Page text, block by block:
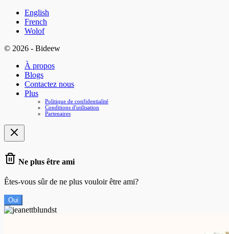
English
French
Wolof
© 2026 - Bideew
À propos
Blogs
Contactez nous
Plus
Politique de confidentialité
Conditions d'utilisation
Partenaires
Ne plus être ami
Êtes-vous sûr de ne plus vouloir être ami?
Oui